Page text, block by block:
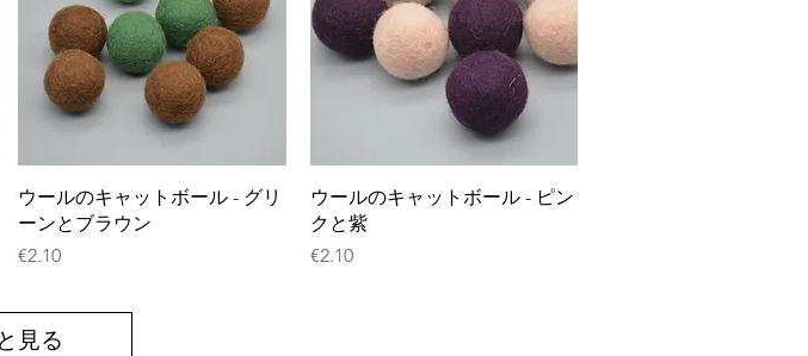
クイックビュー
ウールのキャットボール - グリ
ーンとブラウン
価格
€2.10
クイックビュー
ウールのキャットボール - ピン
クと紫
価格
€2.10
見る